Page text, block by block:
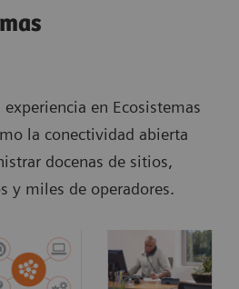
en Ecosistemas
la conectividad abierta
docenas de sitios,
y miles de operadores.